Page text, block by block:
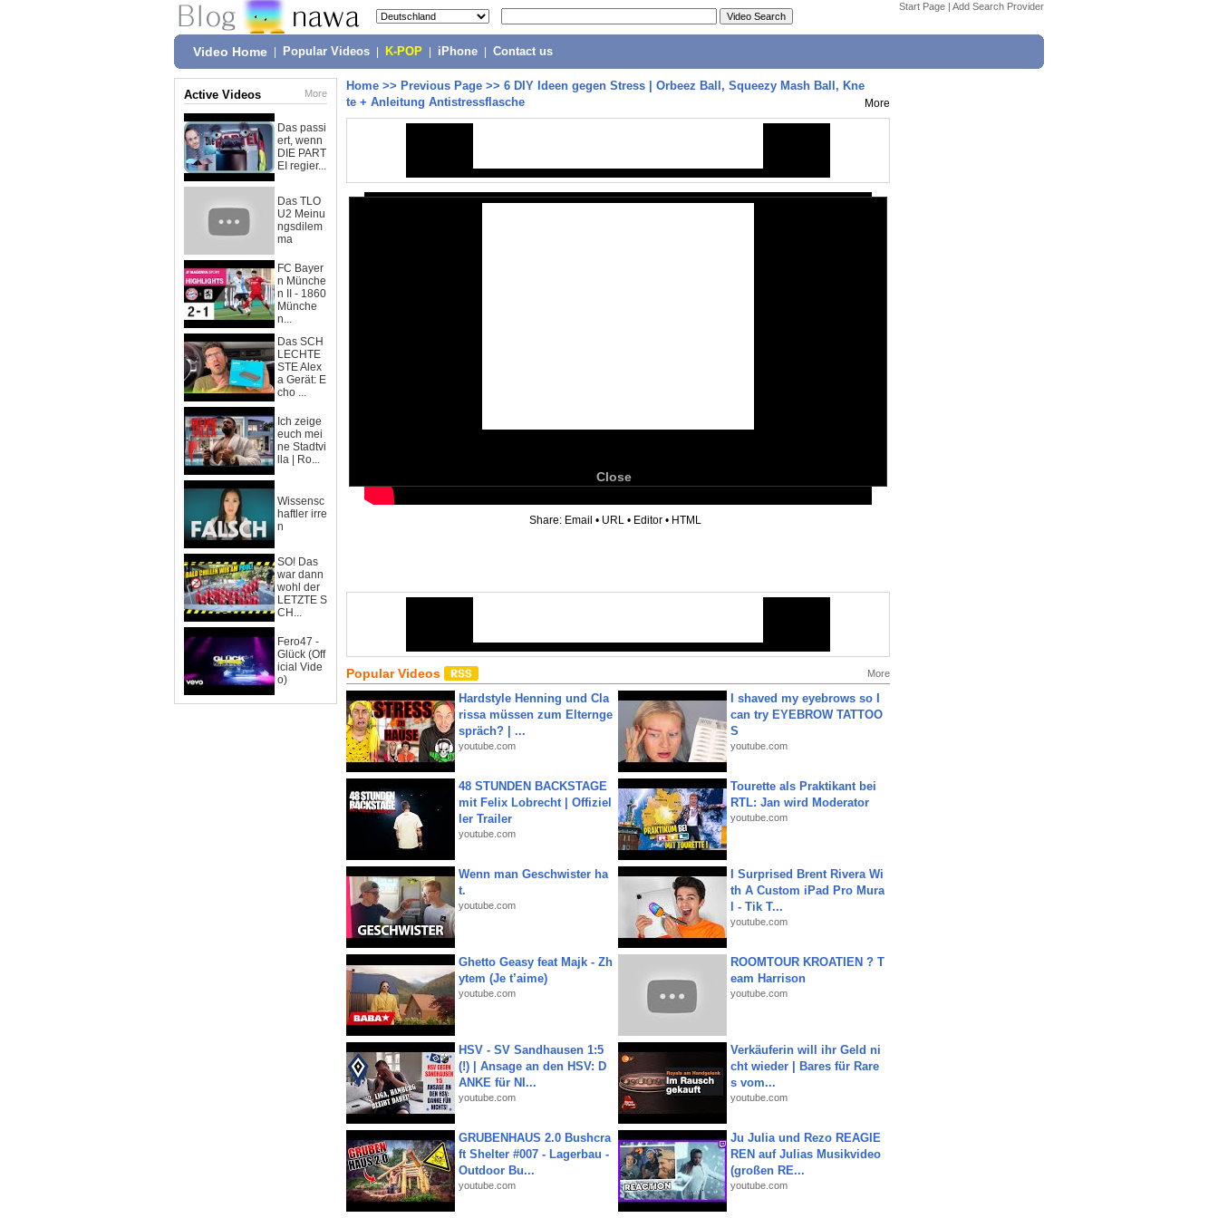
Start Page | Add Search Provider
Video Home Popular Videos K-POP iPhone Contact us
Active Videos More
Das passi
ert, wenn
DIE PART
EI regier...
Das TLO
U2 Meinu
ngsdilem
ma
FC Bayer
n Münche
n II - 1860
Münche
n...
Das SCH
LECHTE
STE Alex
a Gerät: E
cho ...
Ich zeige
euch mei
ne Stadtvi
lla | Ro...
Wissensc
haftler irre
n
SO! Das
war dann
wohl der
LETZTE S
CH...
Fero47 -
Glück (Off
icial Vide
o)
Home >> Previous Page >> 6 DIY Ideen gegen Stress | Orbeez Ball, Squeezy Mash Ball, Kne
te + Anleitung Antistressflasche
More
Close
Share: Email • URL • Editor • HTML
Popular Videos More
Hardstyle Henning und Cla
rissa müssen zum Elternge
spräch? | ...
youtube.com
I shaved my eyebrows so I
can try EYEBROW TATTOO
S
youtube.com
48 STUNDEN BACKSTAGE
mit Felix Lobrecht | Offiziel
ler Trailer
youtube.com
Tourette als Praktikant bei
RTL: Jan wird Moderator
youtube.com
Wenn man Geschwister ha
t.
youtube.com
I Surprised Brent Rivera Wi
th A Custom iPad Pro Mura
l - Tik T...
youtube.com
Ghetto Geasy feat Majk - Zh
ytem (Je t’aime)
youtube.com
ROOMTOUR KROATIEN ? T
eam Harrison
youtube.com
HSV - SV Sandhausen 1:5
(!) | Ansage an den HSV: D
ANKE für NI...
youtube.com
Verkäuferin will ihr Geld ni
cht wieder | Bares für Rare
s vom...
youtube.com
GRUBENHAUS 2.0 Bushcra
ft Shelter #007 - Lagerbau -
Outdoor Bu...
youtube.com
Ju Julia und Rezo REAGIE
REN auf Julias Musikvideo
(großen RE...
youtube.com